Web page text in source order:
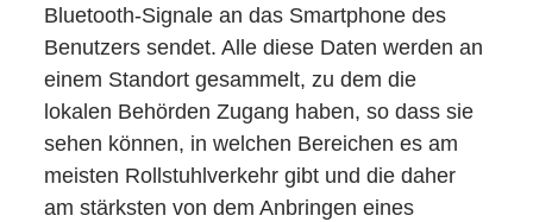
Bluetooth-Signale an das Smartphone des
Benutzers sendet. Alle diese Daten werden an
einem Standort gesammelt, zu dem die
lokalen Behörden Zugang haben, so dass sie
sehen können, in welchen Bereichen es am
meisten Rollstuhlverkehr gibt und die daher
am stärksten von dem Anbringen eines